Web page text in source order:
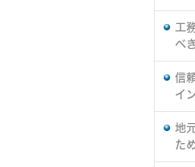
工
べ
信
イ
地
た